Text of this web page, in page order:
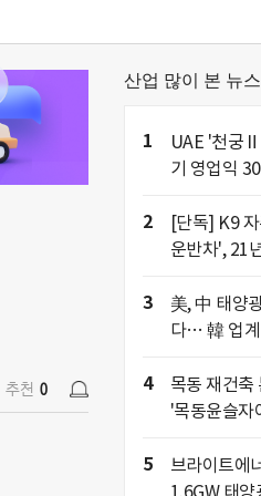
추천 0
산업 많이 본 뉴스